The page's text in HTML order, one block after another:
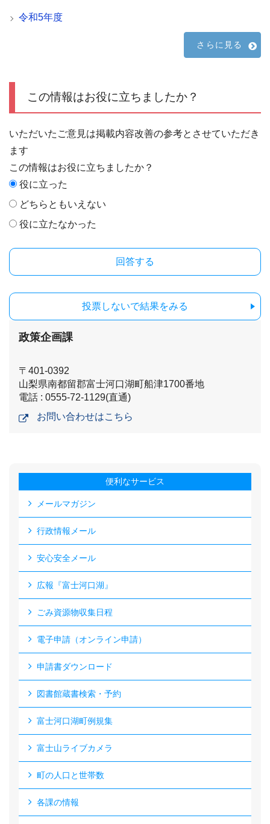
令和5年度
さらに見る
この情報はお役に立ちましたか？
いただいたご意見は掲載内容改善の参考とさせていただき
ます
この情報はお役に立ちましたか？
役に立った
どちらともいえない
役に立たなかった
投票しないで結果をみる
政策企画課
〒401-0392
山梨県南都留郡富士河口湖町船津1700番地
電話 : 0555-72-1129(直通)
お問い合わせはこちら
便利なサービス
メールマガジン
行政情報メール
安心安全メール
広報『富士河口湖』
ごみ資源物収集日程
電子申請（オンライン申請）
申請書ダウンロード
図書館蔵書検索・予約
富士河口湖町例規集
富士山ライブカメラ
町の人口と世帯数
各課の情報